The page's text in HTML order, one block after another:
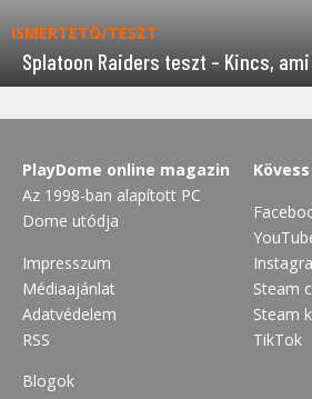
ISMERTETŐ/TESZT
Splatoon Raiders teszt – Kincs,
PlayDome online magazin
Az 1998-ban alapított PC
Dome utódja
Impresszum
Médiaajánlat
Adatvédelem
RSS
Blogok
Steam
Steam
TikTok